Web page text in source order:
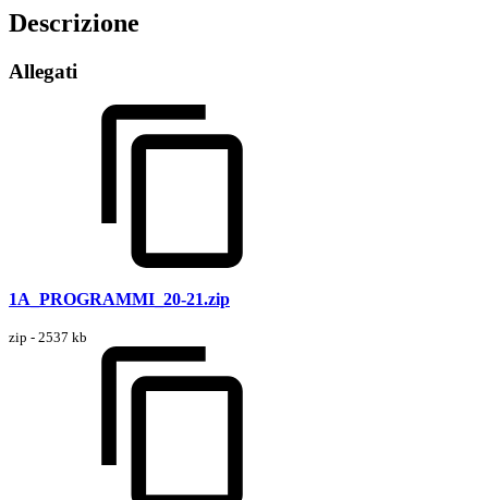
Descrizione
Allegati
1A_PROGRAMMI_20-21.zip
zip - 2537 kb